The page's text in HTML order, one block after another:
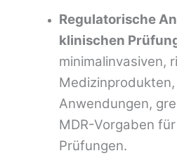
Regulatorische
klinischen
minimalinvasiven,
Anwendungen,
MDR-Vorgaben
Prüfungen.